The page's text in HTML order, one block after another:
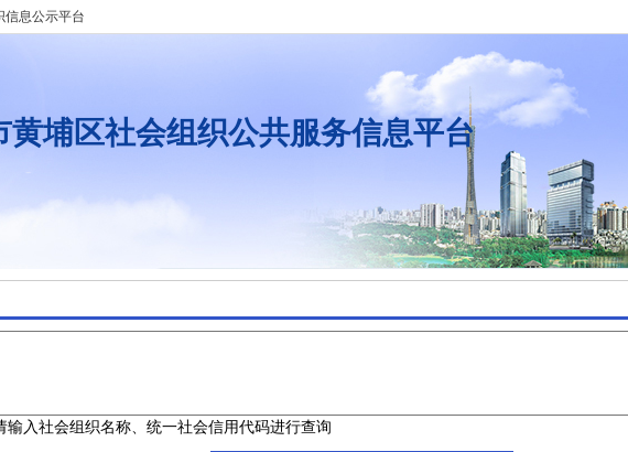
信息公示平台
黄埔区社会组织公共服务信息平台
输入社会组织名称、统一社会信用代码进行查询